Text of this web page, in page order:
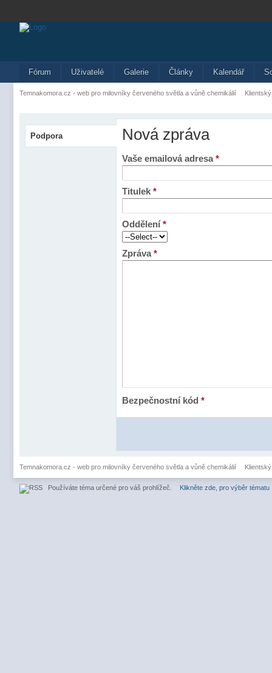
Fórum Uživatelé Galerie Články Kalendář
Temnakomora.cz - web pro milovníky červeného světla a vůně chemikálií
Podpora Nová zpráva
Vaše emailová adresa*
Titulek *
Oddělení*
Zpráva*
Bezpečnostní kód *
Temnakomora.cz - web pro milovníky červeného světla a vůně chemikálií
Používáte téma určené pro váš prohlížeč. Klikněte zde, pro výběr tématu